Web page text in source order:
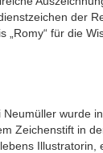
der
„Romy“ für die
Neumüller wurde
Zeichenstift in
Illustratorin,